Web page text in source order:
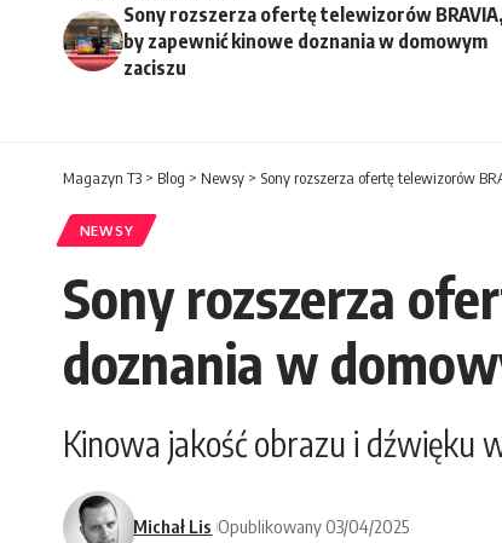
Sony rozszerza ofertę telewizorów BRAVIA,
by zapewnić kinowe doznania w domowym
zaciszu
Magazyn T3 > Blog > Newsy > Sony rozszerza ofertę telewizorów
NEWSY
Sony rozszerza
doznania w
Kinowa jakość obrazu i dźwięku
Michał Lis Opublikowany 03/04/2025